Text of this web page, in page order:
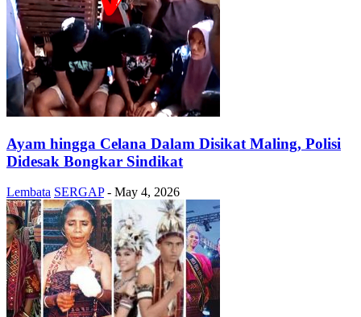
Ayam hingga Celana Dalam Disikat Maling, Polisi
Didesak Bongkar Sindikat
Lembata SERGAP - May 4, 2026